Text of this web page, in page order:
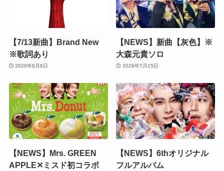
【7/13新曲】Brand New
※歌詞あり
2026年8月6日
【NEWS】新曲【灰色】※
大森元貴ソロ
2026年7月15日
【NEWS】Mrs. GREEN
APPLE✕ミスド初コラボ
【NEWS】6thオリジナル
フルアルバム